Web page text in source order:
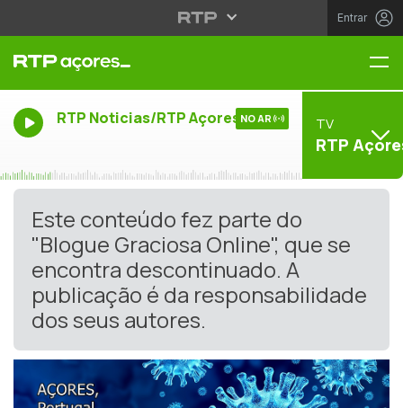
Entrar
RTP Noticias/RTP Açores NO AR TV
RTP
Este conteúdo fez parte do
"Blogue Graciosa Online", que se
encontra descontinuado. A
publicação é da responsabilidade
dos seus autores.